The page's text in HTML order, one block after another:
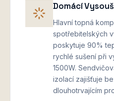
Domácí
Hlavní topná
spotřebitelských
poskytuje 90%
rychlé sušení při
1500W.
izolací zajišťuje
dlouhotrvajícím